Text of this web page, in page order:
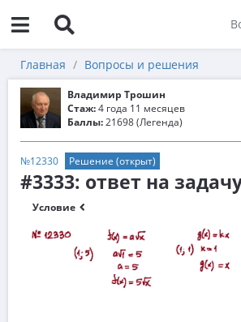
Главная Вопросы и решения
Владимир Трошин
Стаж:4 года 11 месяцев
Баллы:21698 (Легенда)
№12330 Решение (открыт)
#3333: ответ на
Условие